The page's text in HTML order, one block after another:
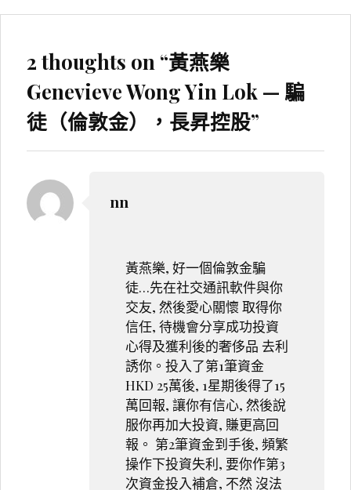
2 thoughts on “黃燕樂
Genevieve Wong Yin Lok — 騙
徒（倫敦金），長昇控股”
nn
黃燕樂, 好一個倫敦金騙
徒…先在社交通訊軟件與你
交友, 然後愛心關懷 取得你
信任, 待機會分享成功投資
心得及獲利後的奢侈品 去利
誘你。投入了第1筆資金
HKD 25萬後, 1星期後得了15
萬回報, 讓你有信心, 然後說
服你再加大投資, 賺更高回
報。 第2筆資金到手後, 頻繁
操作下投資失利, 要你作第3
次資金投入補倉, 不然 沒法